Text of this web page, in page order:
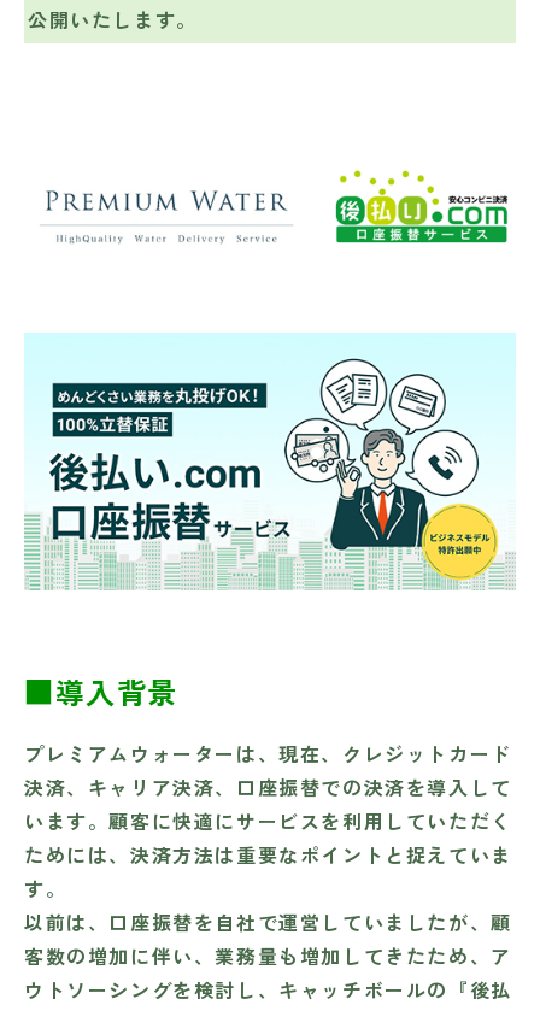
公開いたします。
■導入背景
プレミアムウォーターは、現在、クレジットカード
決済、キャリア決済、口座振替での決済を導入して
います。顧客に快適にサービスを利用していただく
ためには、決済方法は重要なポイントと捉えていま
す。
以前は、口座振替を自社で運営していましたが、顧
客数の増加に伴い、業務量も増加してきたため、ア
ウトソーシングを検討し、キャッチボールの『後払